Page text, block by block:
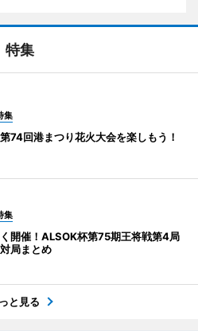
特集
集
74回港まつり花火大会を楽しもう！
集
開催！ALSOK杯第75期王将戦第4局
局まとめ
と見る